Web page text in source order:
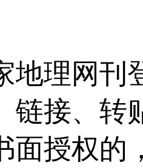
地理网刊
链接、转
面授权的